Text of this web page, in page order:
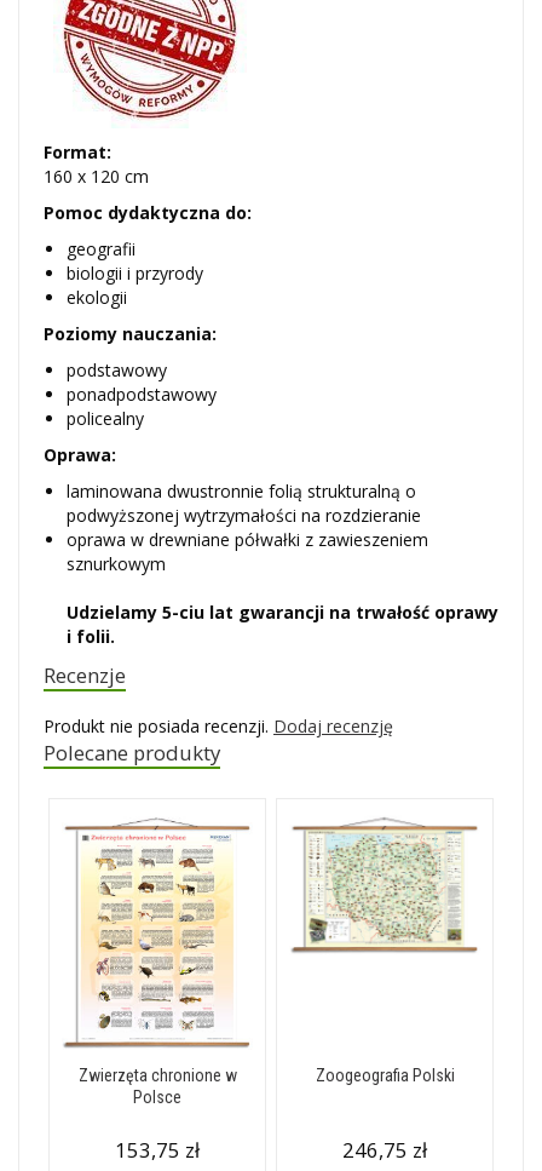
Format:
160 x 120 cm
Pomoc dydaktyczna do:
geografii
biologii i przyrody
ekologii
Poziomy nauczania:
podstawowy
ponadpodstawowy
policealny
Oprawa:
laminowana dwustronnie folią strukturalną o
podwyższonej wytrzymałości na rozdzieranie
oprawa w drewniane półwałki z zawieszeniem
sznurkowym
Udzielamy 5-ciu lat gwarancji na trwałość oprawy
i folii.
Recenzje
Produkt nie posiada recenzji. Dodaj recenzję
Polecane produkty
Zwierzęta chronione w
Polsce
153,75 zł
Zoogeografia Polski
246,75 zł